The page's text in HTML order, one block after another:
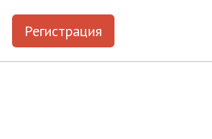
Регистрация